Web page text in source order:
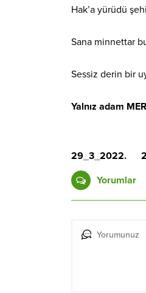
Hak’a yürüdü
Sana minnettar
Sessiz derin bir
Yalnız adam
29_3_2022.
Yorumlar